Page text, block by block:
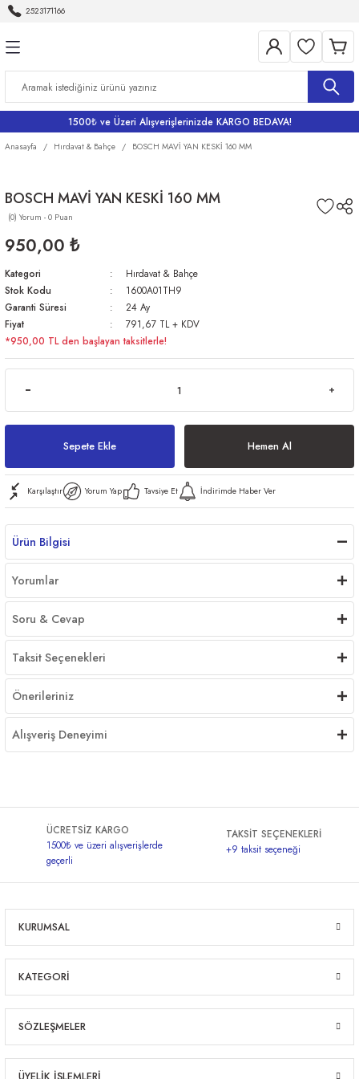
2523171166
Banyo Bataryaları
Eviye Bataryası
1500₺ ve Üzeri Alışverişlerinizde KARGO BEDAVA!
Anasayfa Hırdavat & Bahçe BOSCH MAVİ YAN KESKİ 160 MM
BOSCH MAVİ YAN KESKİ 160 MM
(0) Yorum - 0 Puan
950,00 ₺
Kategori
Hırdavat & Bahçe
Stok Kodu
1600A01TH9
Garanti Süresi
24 Ay
Fiyat
791,67 TL + KDV
*950,00 TL den başlayan taksitlerle!
Sepete Ekle Hemen Al
Karşılaştır Yorum Yap Tavsiye Et İndirimde Haber Ver
Ürün Bilgisi
Yorumlar
Soru & Cevap
Taksit Seçenekleri
Önerileriniz
Alışveriş Deneyimi
ÜCRETSİZ KARGO
1500₺ ve üzeri alışverişlerde
geçerli
TAKSİT SEÇENEKLERİ
+9 taksit seçeneği
KURUMSAL
KATEGORİ
SÖZLEŞMELER